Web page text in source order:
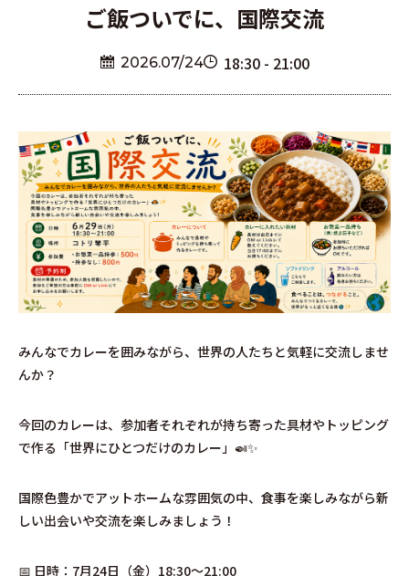
ご飯ついでに、国際交流
2026.07/24 18:30 - 21:00
みんなでカレーを囲みながら、世界の人たちと気軽に交流しませ
んか？
今回のカレーは、参加者それぞれが持ち寄った具材やトッピング
で作る「世界にひとつだけのカレー」🍛✨
国際色豊かでアットホームな雰囲気の中、食事を楽しみながら新
しい出会いや交流を楽しみましょう！
📅 日時：7月24日（金）18:30〜21:00